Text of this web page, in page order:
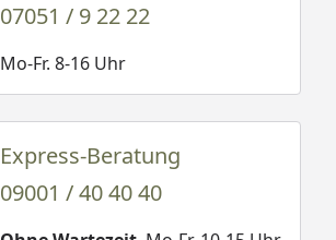
07051 / 9 22 22
Mo-Fr. 8-16 Uhr
Express-Beratung
09001 / 40 40 40